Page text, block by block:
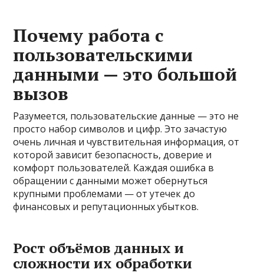
Почему работа с
пользовательскими
данными — это большой
вызов
Разумеется, пользовательские данные — это не
просто набор символов и цифр. Это зачастую
очень личная и чувствительная информация, от
которой зависит безопасность, доверие и
комфорт пользователей. Каждая ошибка в
обращении с данными может обернуться
крупными проблемами — от утечек до
финансовых и репутационных убытков.
Рост объёмов данных и
сложности их обработки